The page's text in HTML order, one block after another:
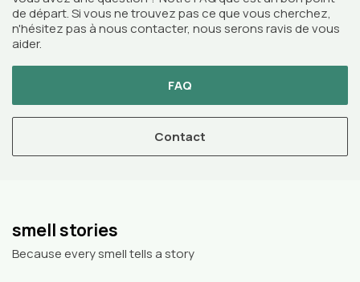
de départ. Si vous ne trouvez pas ce que vous cherchez,
n'hésitez pas à nous contacter, nous serons ravis de vous
aider.
FAQ
Contact
smell stories
Because every smell tells a story